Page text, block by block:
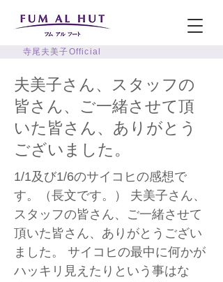
寺尾夫美子Official
夫美子さん、スタッフの
皆さん、ご一緒させて頂
いた皆さん、ありがとう
ございました。
1/1及び1/6のサイコヒの感想で
す。（長文です。） 夫美子さん、
スタッフの皆さん、ご一緒させて
頂いた皆さん、ありがとうござい
ました。 サイコヒの最中に何かが
ハッキリ見えたりという事はな